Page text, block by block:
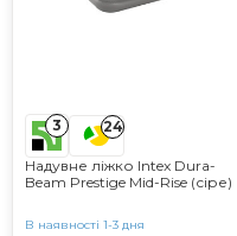
3 24
Надувне ліжко Intex Dura-
Beam Prestige Mid-Rise (сіре)
В наявності 1-3 дня